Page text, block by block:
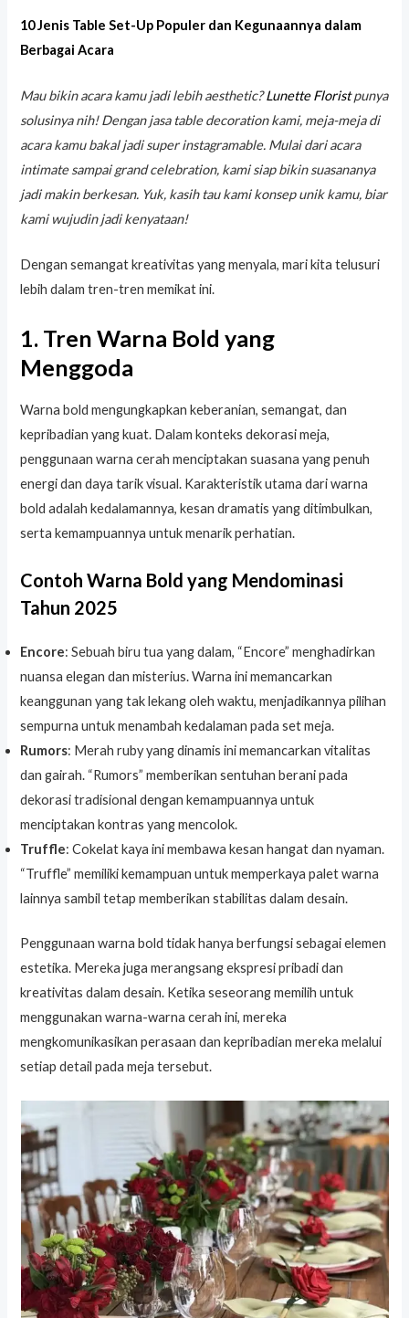
10 Jenis Table Set-Up Populer dan Kegunaannya dalam
Berbagai Acara
Mau bikin acara kamu jadi lebih aesthetic?Lunette Floristpunya
solusinya nih! Dengan jasa table decoration kami, meja-meja di
acara kamu bakal jadi super instagramable. Mulai dari acara
intimate sampai grand celebration, kami siap bikin suasananya
jadi makin berkesan. Yuk, kasih tau kami konsep unik kamu, biar
kami wujudin jadi kenyataan!
Dengan semangat kreativitas yang menyala, mari kita telusuri
lebih dalam tren-tren memikat ini.
1. Tren Warna Bold yang
Menggoda
Warna bold mengungkapkan keberanian, semangat, dan
kepribadian yang kuat. Dalam konteks dekorasi meja,
penggunaan warna cerah menciptakan suasana yang penuh
energi dan daya tarik visual. Karakteristik utama dari warna
bold adalah kedalamannya, kesan dramatis yang ditimbulkan,
serta kemampuannya untuk menarik perhatian.
Contoh Warna Bold yang Mendominasi
Tahun 2025
Encore: Sebuah biru tua yang dalam, “Encore” menghadirkan
nuansa elegan dan misterius. Warna ini memancarkan
keanggunan yang tak lekang oleh waktu, menjadikannya pilihan
sempurna untuk menambah kedalaman pada set meja.
Rumors: Merah ruby yang dinamis ini memancarkan vitalitas
dan gairah. “Rumors” memberikan sentuhan berani pada
dekorasi tradisional dengan kemampuannya untuk
menciptakan kontras yang mencolok.
Truffle: Cokelat kaya ini membawa kesan hangat dan nyaman.
“Truffle” memiliki kemampuan untuk memperkaya palet warna
lainnya sambil tetap memberikan stabilitas dalam desain.
Penggunaan warna bold tidak hanya berfungsi sebagai elemen
estetika. Mereka juga merangsang ekspresi pribadi dan
kreativitas dalam desain. Ketika seseorang memilih untuk
menggunakan warna-warna cerah ini, mereka
mengkomunikasikan perasaan dan kepribadian mereka melalui
setiap detail pada meja tersebut.